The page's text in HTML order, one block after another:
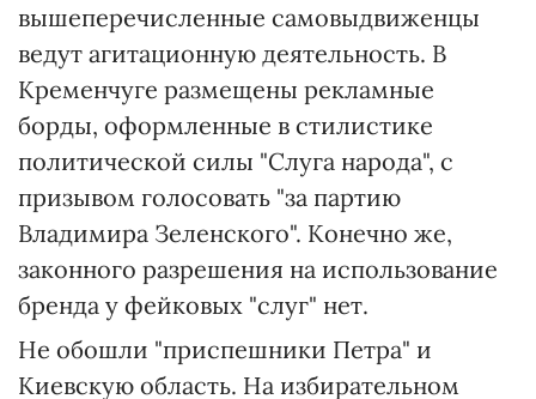
вышеперечисленные самовыдвиженцы
ведут агитационную деятельность. В
Кременчуге размещены рекламные
борды, оформленные в стилистике
политической силы "Слуга народа", с
призывом голосовать "за партию
Владимира Зеленского". Конечно же,
законного разрешения на использование
бренда у фейковых "слуг" нет.
Не обошли "приспешники Петра" и
Киевскую область. На избирательном